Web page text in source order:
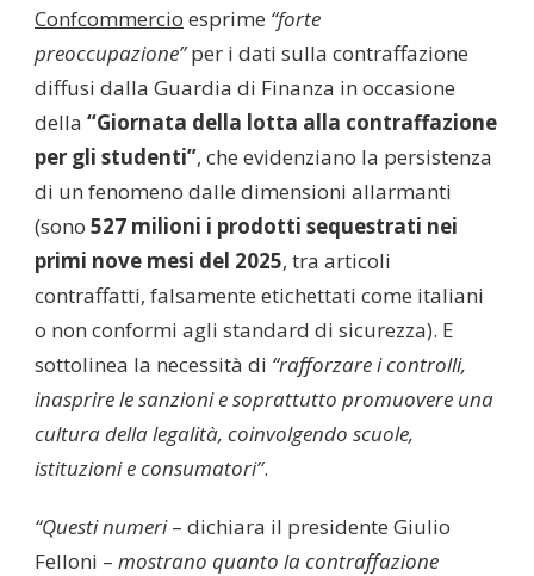
Confcommercio esprime “forte
preoccupazione”per i dati sulla contraffazione
diffusi dalla Guardia di Finanza in occasione
della “Giornata della lotta alla contraffazione
per gli studenti”, che evidenziano la persistenza
di un fenomeno dalle dimensioni allarmanti
(sono 527 milioni i prodotti sequestrati nei
primi nove mesi del 2025, tra articoli
contraffatti, falsamente etichettati come italiani
o non conformi agli standard di sicurezza). E
sottolinea la necessità di “rafforzare i controlli,
inasprire le sanzioni e soprattutto promuovere una
cultura della legalità, coinvolgendo scuole,
istituzioni e consumatori”.
“Questi numeri– dichiara il presidente Giulio
Felloni – mostrano quanto la contraffazione